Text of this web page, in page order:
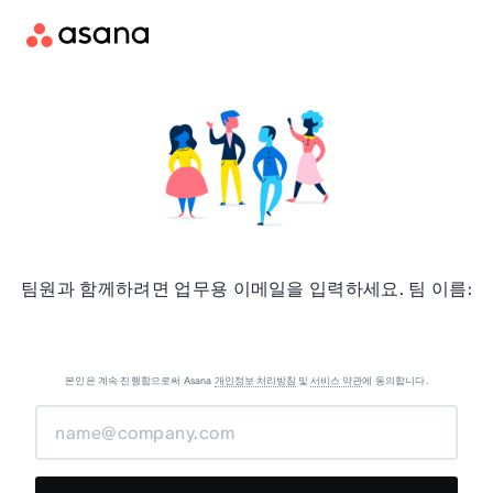
팀원과 함께하려면 업무용 이메일을 입력하세요. 팀 이름:
본인은 계속 진행함으로써 Asana 개인정보 처리방침 및서비스 약관에 동의합니다.